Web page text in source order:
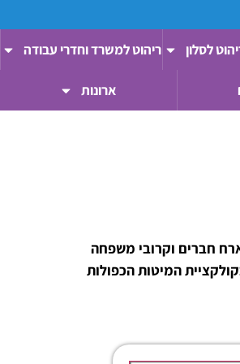
לסלון ריהוט למשרד וחדרי עבודה
ארונות
חברים וקרובי משפחה
המיטות הכפולות